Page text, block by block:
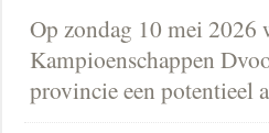
Op zondag 10 mei 2026
Kampioenschappen
provincie een potentieel